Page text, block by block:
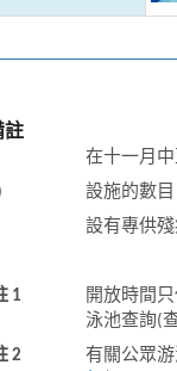
註
在十一月
設施的數目
設有專供
1
開放時間
泳池查詢(
2
有關公眾